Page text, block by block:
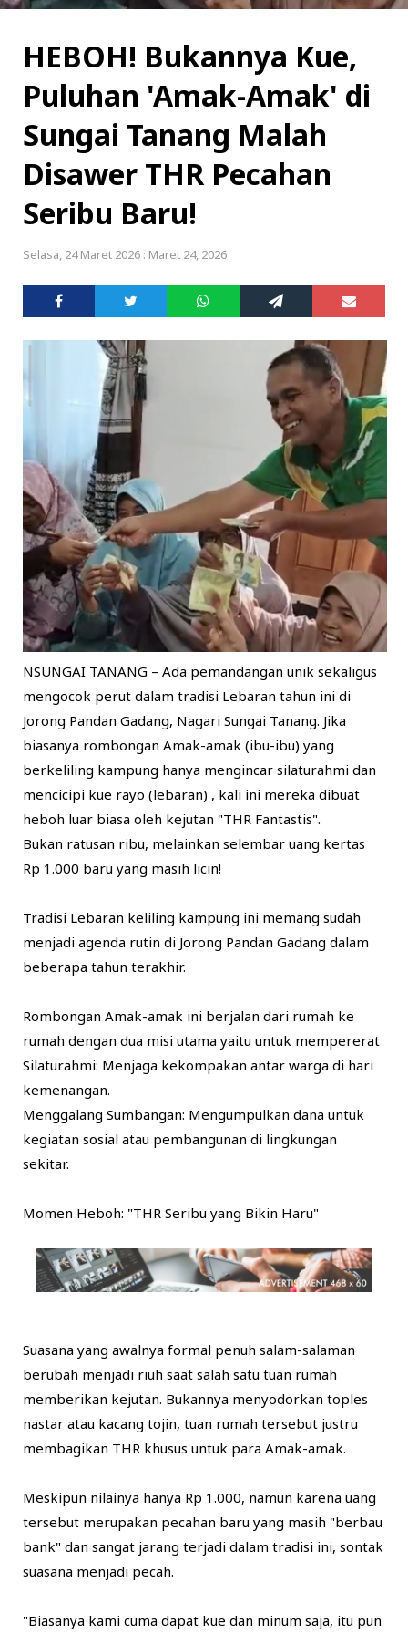
HEBOH! Bukannya Kue,
Puluhan 'Amak-Amak' di
Sungai Tanang Malah
Disawer THR Pecahan
Seribu Baru!
Selasa, 24 Maret 2026 : Maret 24, 2026
NSUNGAI TANANG – Ada pemandangan unik sekaligus
mengocok perut dalam tradisi Lebaran tahun ini di
Jorong Pandan Gadang, Nagari Sungai Tanang. Jika
biasanya rombongan Amak-amak (ibu-ibu) yang
berkeliling kampung hanya mengincar silaturahmi dan
mencicipi kue rayo (lebaran) , kali ini mereka dibuat
heboh luar biasa oleh kejutan "THR Fantastis".
​Bukan ratusan ribu, melainkan selembar uang kertas
Rp 1.000 baru yang masih licin!
​Tradisi Lebaran keliling kampung ini memang sudah
menjadi agenda rutin di Jorong Pandan Gadang dalam
beberapa tahun terakhir.
Rombongan Amak-amak ini berjalan dari rumah ke
rumah dengan dua misi utama yaitu untuk mempererat
Silaturahmi: Menjaga kekompakan antar warga di hari
kemenangan.
​Menggalang Sumbangan: Mengumpulkan dana untuk
kegiatan sosial atau pembangunan di lingkungan
sekitar.
​Momen Heboh: "THR Seribu yang Bikin Haru"
​Suasana yang awalnya formal penuh salam-salaman
berubah menjadi riuh saat salah satu tuan rumah
memberikan kejutan. Bukannya menyodorkan toples
nastar atau kacang tojin, tuan rumah tersebut justru
membagikan THR khusus untuk para Amak-amak.
​Meskipun nilainya hanya Rp 1.000, namun karena uang
tersebut merupakan pecahan baru yang masih "berbau
bank" dan sangat jarang terjadi dalam tradisi ini, sontak
suasana menjadi pecah.
​"Biasanya kami cuma dapat kue dan minum saja, itu pun